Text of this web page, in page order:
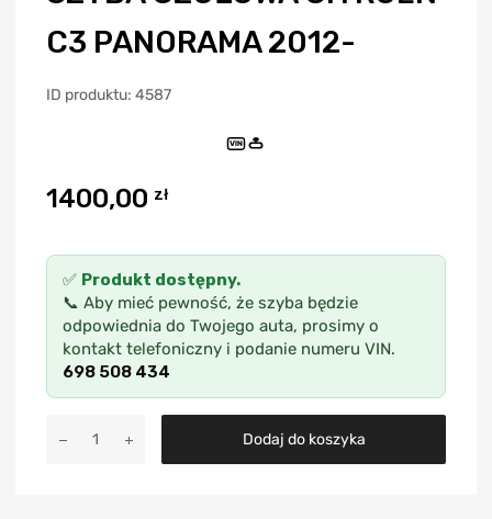
C3 PANORAMA 2012-
ID produktu: 4587
VIN
1400,00 zł
✅ Produkt dostępny.
📞 Aby mieć pewność, że szyba będzie
odpowiednia do Twojego auta, prosimy o
kontakt telefoniczny i podanie numeru VIN.
698 508 434
Dodaj do koszyka